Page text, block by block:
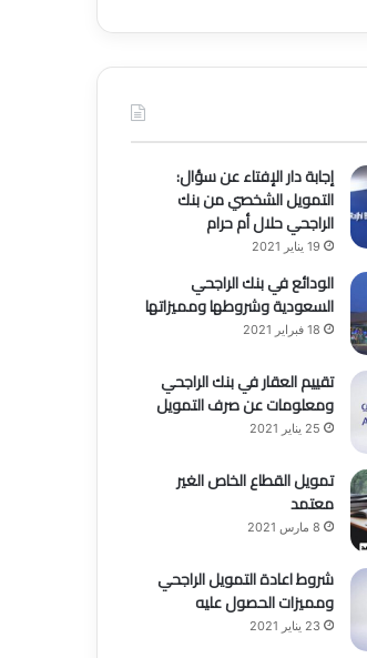
أفضل طرق التسويق وأهم 6 أنواع
إجابة دار الإفتاء عن سؤال:
التمويل الشخصي من بنك
الراجحي حلال أم حرام
19 يناير 2021
الودائع في بنك الراجحي
السعودية وشروطها ومميزاتها
18 فبراير 2021
تقييم العقار في بنك الراجحي
ومعلومات عن صرف التمويل
25 يناير 2021
تمويل القطاع الخاص الغير
معتمد
8 مارس 2021
شروط اعادة التمويل الراجحي
ومميزات الحصول عليه
23 يناير 2021